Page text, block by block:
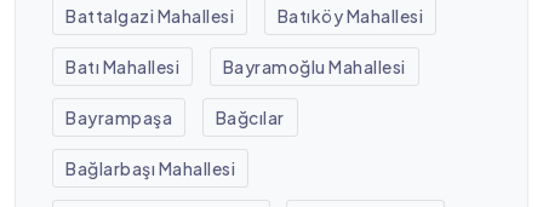
Battalgazi Mahallesi Batıköy Mahallesi
Batı Mahallesi Bayramoğlu Mahallesi
Bayrampaşa Bağcılar
Bağlarbaşı Mahallesi